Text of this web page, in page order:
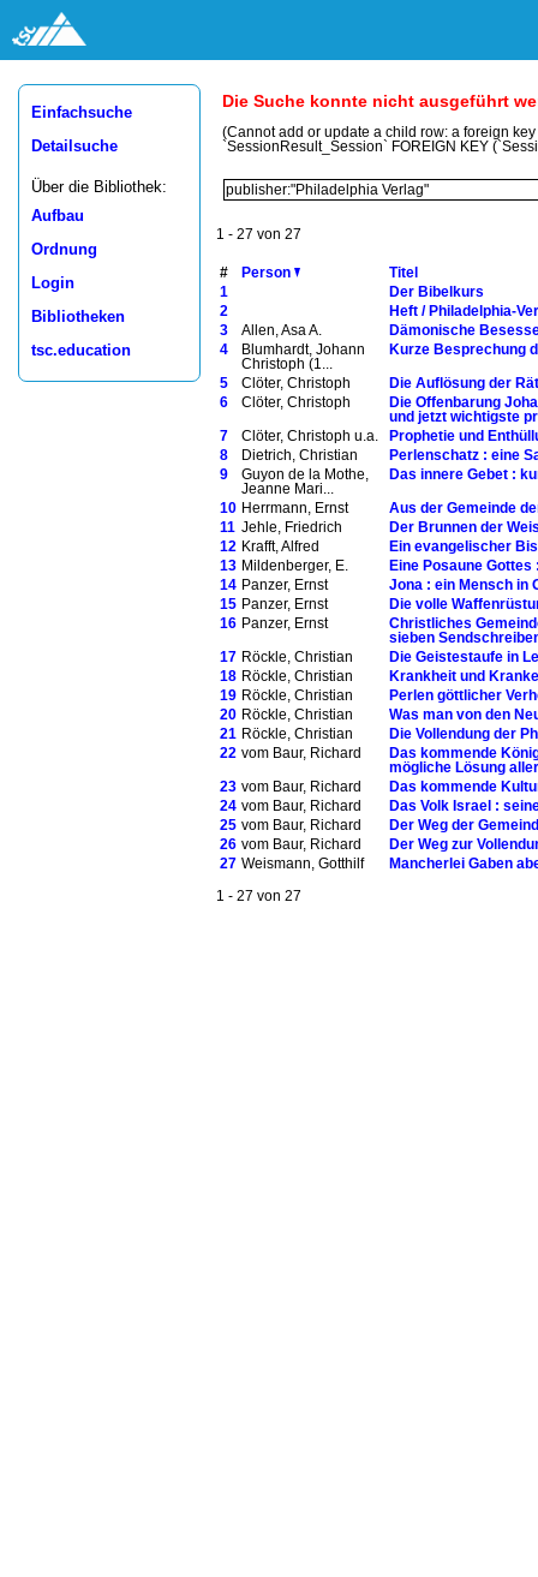
Einfachsuche
Detailsuche
Über die Bibliothek:
Aufbau
Ordnung
Login
Bibliotheken
tsc.education
Die Suche konnte nicht ausgeführt
(Cannot add or update a child row: a foreign
`SessionResult_Session` FOREIGN KEY
1 - 27 von 27
# Person
Titel
1
Der Bibelkurs
2
Heft / Philadelphia-
3
Allen, Asa A.
Dämonische
4
Blumhardt, Johann
Christoph (1...
Kurze Besprechung
5 Clöter, Christoph
Die Auflösung der
6
Clöter, Christoph
Die Offenbarung
und jetzt wichtigste
7
Clöter, Christoph u.a.
Prophetie und
8
Dietrich, Christian
Perlenschatz : eine
9
Guyon de la Mothe,
Jeanne Mari...
Das innere Gebet :
10 Herrmann, Ernst
Aus der Gemeinde
11 Jehle, Friedrich
Der Brunnen der
12 Krafft, Alfred
Ein evangelischer
13 Mildenberger, E.
Eine Posaune
14 Panzer, Ernst
Jona : ein Mensch in
15 Panzer, Ernst
Die volle
16 Panzer, Ernst
Christliches
sieben
17 Röckle, Christian
Die Geistestaufe in
18 Röckle, Christian
Krankheit und
19 Röckle, Christian
Perlen göttlicher
20 Röckle, Christian
Was man von den
21 Röckle, Christian
Die Vollendung der
22 vom Baur, Richard
Das kommende
mögliche Lösung
23 vom Baur, Richard
Das kommende
24 vom Baur, Richard
Das Volk Israel :
25 vom Baur, Richard
Der Weg der
26 vom Baur, Richard
Der Weg zur
27 Weismann, Gotthilf Mancherlei Gaben
1 - 27 von 27